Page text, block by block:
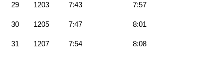
29 1203 7:43 7:57
30 1205 7:47 8:01
31 1207 7:54 8:08